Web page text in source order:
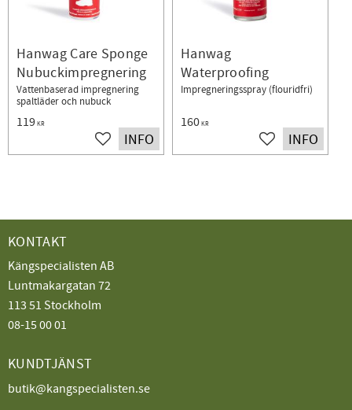
Hanwag Care Sponge
Nubuckimpregnering
Vattenbaserad impregnering
spaltläder och nubuck
119KR
Lägg till i favoriter
INFO
Hanwag
Waterproofing
Impregneringsspray (flouridfri)
160KR
Lägg till i
INFO
KONTAKT
Kängspecialisten AB
Luntmakargatan 72
113 51 Stockholm
08-15 00 01
KUNDTJÄNST
butik@kangspecialisten.se